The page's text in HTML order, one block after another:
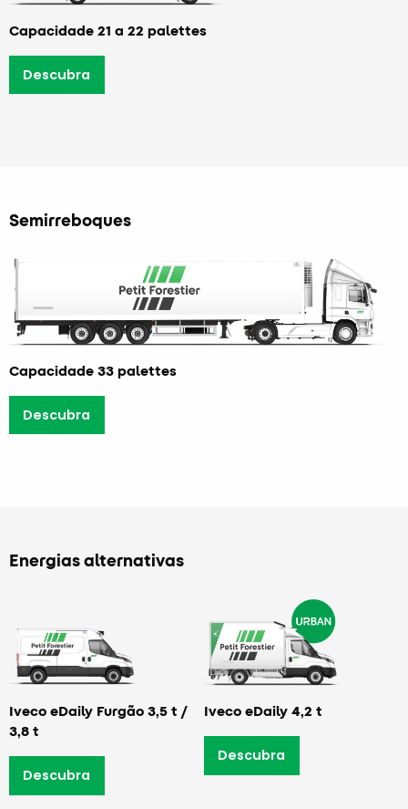
Capacidade 21 a 22 palettes
Descubra
Semirreboques
Capacidade 33 palettes
Descubra
Energias alternativas
Iveco eDaily Furgão 3,5 t /
3,8 t
Descubra
Iveco eDaily 4,2 t
Descubra